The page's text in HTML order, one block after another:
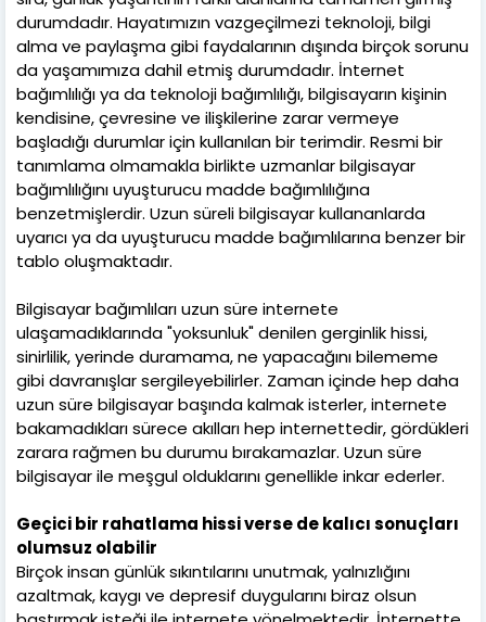
durumdadır. Hayatımızın vazgeçilmezi teknoloji, bilgi
alma ve paylaşma gibi faydalarının dışında birçok sorunu
da yaşamımıza dahil etmiş durumdadır. İnternet
bağımlılığı ya da teknoloji bağımlılığı, bilgisayarın kişinin
kendisine, çevresine ve ilişkilerine zarar vermeye
başladığı durumlar için kullanılan bir terimdir. Resmi bir
tanımlama olmamakla birlikte uzmanlar bilgisayar
bağımlılığını uyuşturucu madde bağımlılığına
benzetmişlerdir. Uzun süreli bilgisayar kullananlarda
uyarıcı ya da uyuşturucu madde bağımlılarına benzer bir
tablo oluşmaktadır.
Bilgisayar bağımlıları uzun süre internete
ulaşamadıklarında "yoksunluk" denilen gerginlik hissi,
sinirlilik, yerinde duramama, ne yapacağını bilememe
gibi davranışlar sergileyebilirler. Zaman içinde hep daha
uzun süre bilgisayar başında kalmak isterler, internete
bakamadıkları sürece akılları hep internettedir, gördükleri
zarara rağmen bu durumu bırakamazlar. Uzun süre
bilgisayar ile meşgul olduklarını genellikle inkar ederler.
Geçici bir rahatlama hissi verse de kalıcı sonuçları
olumsuz olabilir
Birçok insan günlük sıkıntılarını unutmak, yalnızlığını
azaltmak, kaygı ve depresif duygularını biraz olsun